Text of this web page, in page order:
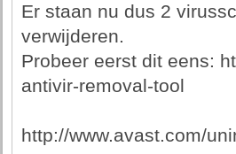
Er staan nu dus 2
verwijderen.
Probeer eerst dit eens:
antivir-removal-tool
http://www.avast.com/